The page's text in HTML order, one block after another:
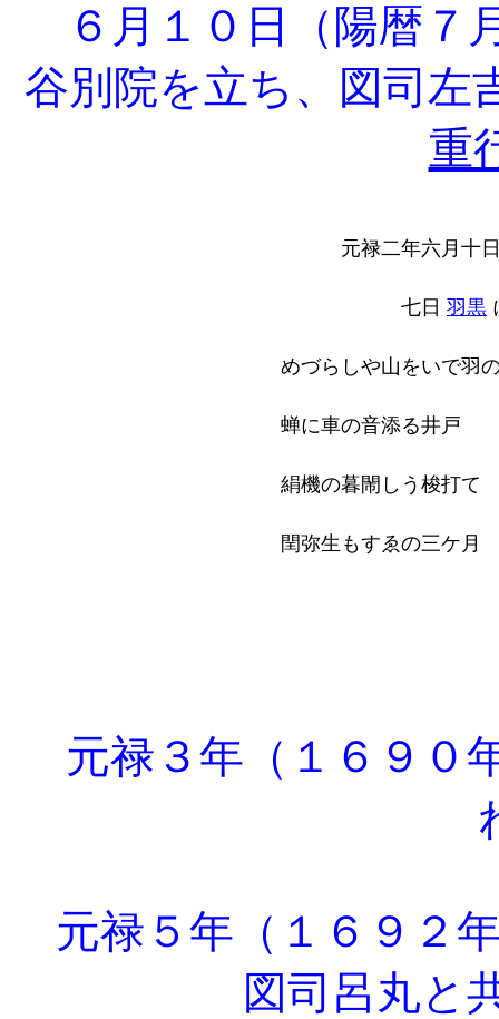
６月１０日（陽暦７
谷別院を立ち、図司
重
元禄二年六月十
七日 羽黒
めづらしや山をいで羽
蝉に車の音添る井戸
絹機の暮閙しう梭打て
閏弥生もすゑの三ケ月
元禄３年（１６９０
元禄５年（１６９２
図司呂丸と